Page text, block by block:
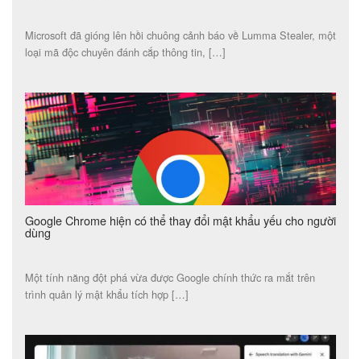
Microsoft đã gióng lên hồi chuông cảnh báo về Lumma Stealer, một
loại mã độc chuyên đánh cắp thông tin, […]
Google Chrome hiện có thể thay đổi mật khẩu yếu cho người
dùng
Một tính năng đột phá vừa được Google chính thức ra mắt trên
trình quản lý mật khẩu tích hợp […]